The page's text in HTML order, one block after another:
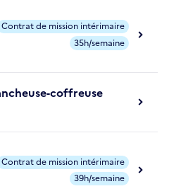
Contrat de mission intérimaire
35h/semaine
coffreuse
Contrat de mission intérimaire
39h/semaine